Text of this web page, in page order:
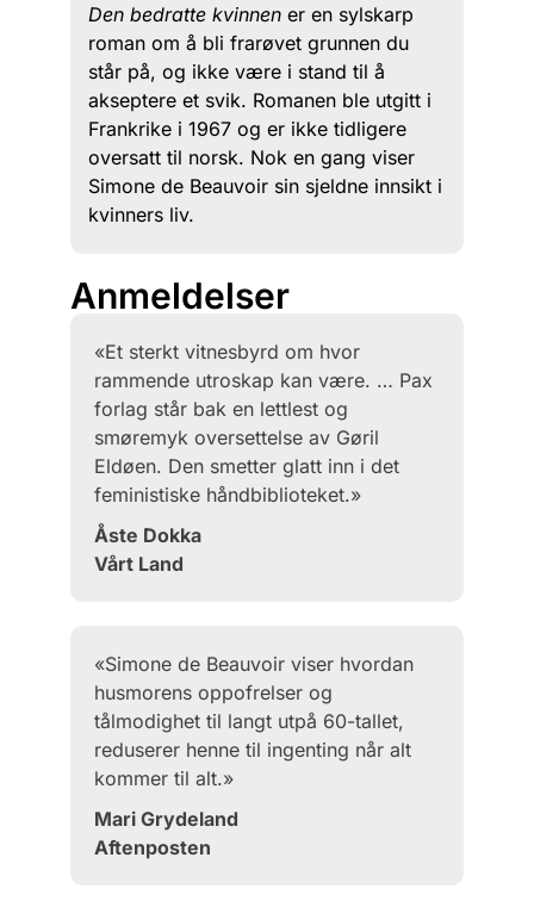
Den bedratte kvinnen er en sylskarp
roman om å bli frarøvet grunnen du
står på, og ikke være i stand til å
akseptere et svik. Romanen ble utgitt i
Frankrike i 1967 og er ikke tidligere
oversatt til norsk. Nok en gang viser
Simone de Beauvoir sin sjeldne innsikt i
kvinners liv.
Anmeldelser
«Et sterkt vitnesbyrd om hvor
rammende utroskap kan være. … Pax
forlag står bak en lettlest og
smøremyk oversettelse av Gøril
Eldøen. Den smetter glatt inn i det
feministiske håndbiblioteket.»
Åste Dokka
Vårt Land
«Simone de Beauvoir viser hvordan
husmorens oppofrelser og
tålmodighet til langt utpå 60-tallet,
reduserer henne til ingenting når alt
kommer til alt.»
Mari Grydeland
Aftenposten